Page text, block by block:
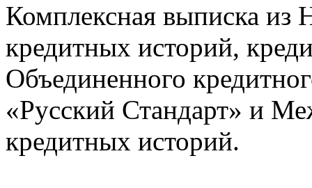
Комплексная выписка из
кредитных историй,
Объединенного
«Русский Стандарт» и
кредитных историй.